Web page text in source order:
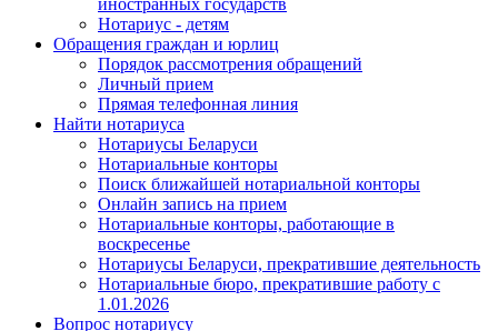
иностранных государств
Нотариус - детям
Обращения граждан и юрлиц
Порядок рассмотрения обращений
Личный прием
Прямая телефонная линия
Найти нотариуса
Нотариусы Беларуси
Нотариальные конторы
Поиск ближайшей нотариальной конторы
Онлайн запись на прием
Нотариальные конторы, работающие в
воскресенье
Нотариусы Беларуси, прекратившие деятельность
Нотариальные бюро, прекратившие работу с
1.01.2026
Вопрос нотариусу